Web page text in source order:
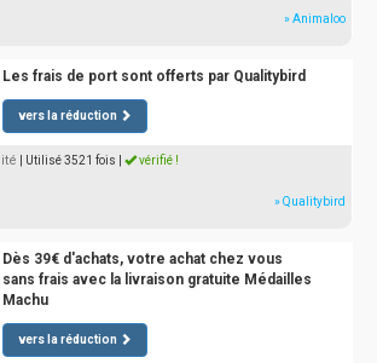
» Animaloo
Les frais de port sont offerts par Qualitybird
vers la réduction
| Utilisé 3521 fois vérifié !
» Qualitybird
Dès 39€ d'achats, votre achat chez vous
sans frais avec la livraison gratuite Médailles
Machu
vers la réduction